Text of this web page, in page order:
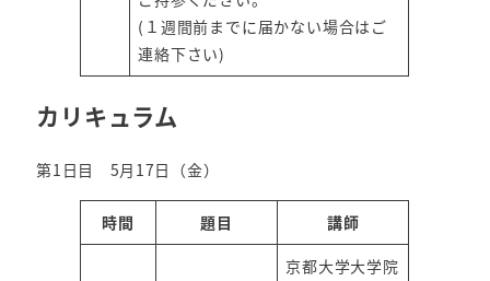
(１週間前までに届かない場合はご
連絡下さい)
カリキュラム
第1日目 5月17日（金）
時間 題目 講師
京都大学大学院